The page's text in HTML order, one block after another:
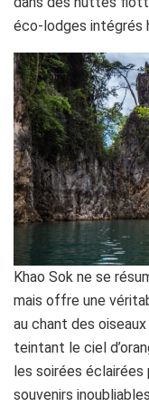
éco-lodges intégrés
Khao Sok ne se
mais offre une
au chant des
teintant le ciel
les soirées
souvenirs